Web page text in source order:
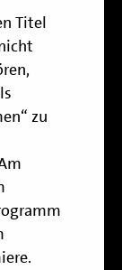
Titel
zu